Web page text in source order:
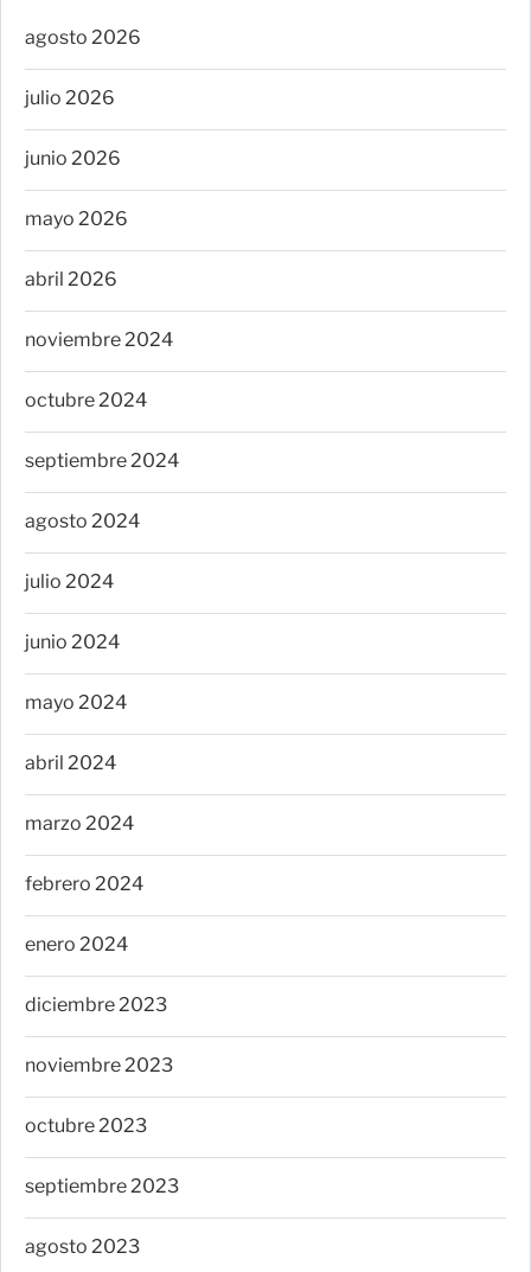
agosto 2026
julio 2026
junio 2026
mayo 2026
abril 2026
noviembre 2024
octubre 2024
septiembre 2024
agosto 2024
julio 2024
junio 2024
mayo 2024
abril 2024
marzo 2024
febrero 2024
enero 2024
diciembre 2023
noviembre 2023
octubre 2023
septiembre 2023
agosto 2023